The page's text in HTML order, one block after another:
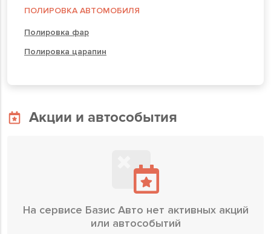
ПОЛИРОВКА АВТОМОБИЛЯ
Полировка фар
Полировка царапин
Акции и автособытия
На сервисе Базис Авто нет активных акций
или автособытий